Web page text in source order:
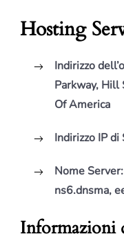
Hosting
Indirizzo
Parkway,
Of America
Indirizzo IP di
Nome Server:
ns6.dnsma,
Informazioni